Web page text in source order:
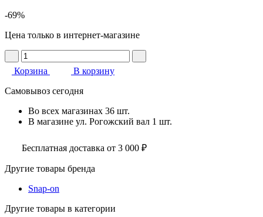
-69%
Цена только в интернет-магазине
Корзина
В корзину
Самовывоз сегодня
Во всех магазинах 36 шт.
В магазине ул. Рогожский вал 1 шт.
Бесплатная доставка от 3 000 ₽
Другие товары бренда
Snap-on
Другие товары в категории